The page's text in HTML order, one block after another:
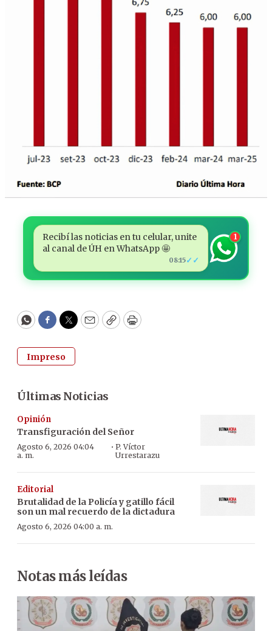
Recibí las noticias en tu celular, unite
al canal de ÚH en WhatsApp 🤩
08:15✓✓
1
WhatsApp
Facebook
Twitter
EmailCopyPrint
Impreso
Últimas Noticias
Opinión
Transfiguración del Señor
Agosto 6, 2026 04:04
a. m.
· P. Víctor
Urrestarazu
Editorial
Brutalidad de la Policía y gatillo fácil
son un mal recuerdo de la dictadura
Agosto 6, 2026 04:00 a. m.
Notas más leídas